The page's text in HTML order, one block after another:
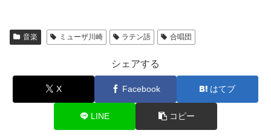
音楽 ミューザ川崎 ラテン語 合唱団
シェアする
X Facebook はてブ
LINE コピー